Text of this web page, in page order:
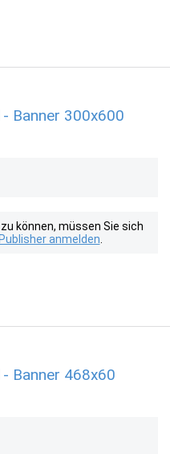
Banner 300x600
können, müssen Sie sich
anmelden
Banner 468x60